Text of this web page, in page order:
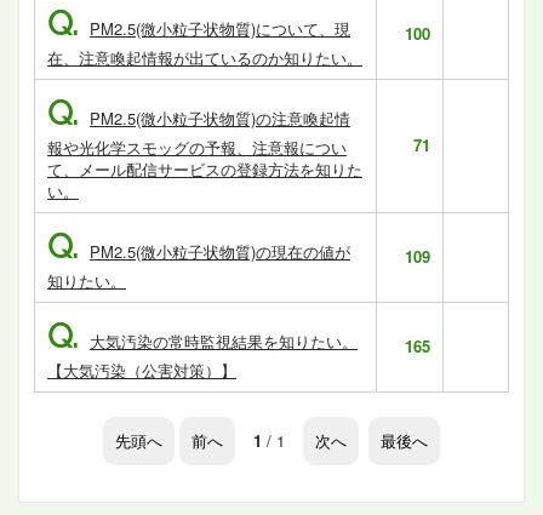
Q. PM2.5(微小粒子状物質)について、現
在、注意喚起情報が出ているのか知りたい。
100
Q. PM2.5(微小粒子状物質)の注意喚起情
報や光化学スモッグの予報、注意報につい
て、メール配信サービスの登録方法を知りた
い。
71
Q. PM2.5(微小粒子状物質)の現在の値が
知りたい。
109
Q. 大気汚染の常時監視結果を知りたい。
【大気汚染（公害対策）】
165
先頭へ 前へ 1 / 1 次へ 最後へ